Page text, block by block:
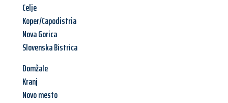
Celje
Koper/Capodistria
Nova Gorica
Slovenska Bistrica
Domžale
Kranj
Novo mesto